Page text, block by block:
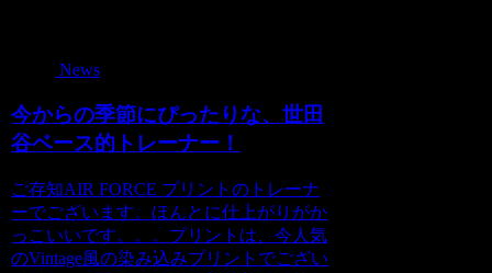
News
今からの季節にぴったりな、世田
谷ベース的トレーナー！
ご存知AIR FORCE プリントのトレーナ
ーでございます。ほんとに仕上がりがか
っこいいです。。。プリントは、今人気
のVintage風の染み込みプリントでござい